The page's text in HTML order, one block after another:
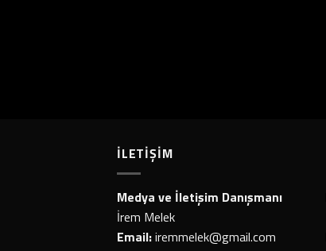
İLETİŞİM
Medya ve İletişim Danışmanı
İrem Melek
Email:iremmelek@gmail.com